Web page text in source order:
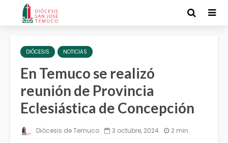
DIÓCESIS NOTICIAS
En Temuco se realizó
reunión de Provincia
Eclesiástica de Concepción
Diócesis de Temuco 3 octubre, 2024 2 min.